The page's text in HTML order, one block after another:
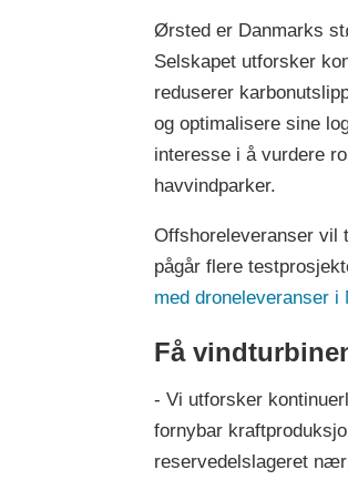
Ørsted er Danmarks
Selskapet utforsker
reduserer
og optimalisere sine
interesse i å vurdere
havvindparker.
Offshoreleveranser vil
pågår flere
med droneleveranser i
Få
- Vi utforsker
fornybar
reservedelslageret